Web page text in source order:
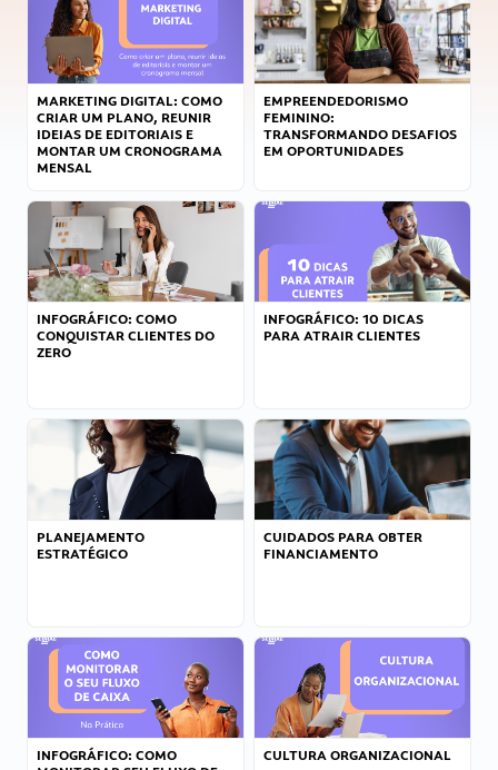
MARKETING DIGITAL: COMO
CRIAR UM PLANO, REUNIR
IDEIAS DE EDITORIAIS E
MONTAR UM CRONOGRAMA
MENSAL
EMPREENDEDORISMO
FEMININO:
TRANSFORMANDO DESAFIOS
EM OPORTUNIDADES
INFOGRÁFICO: COMO
CONQUISTAR CLIENTES DO
ZERO
INFOGRÁFICO: 10 DICAS
PARA ATRAIR CLIENTES
PLANEJAMENTO
ESTRATÉGICO
CUIDADOS PARA OBTER
FINANCIAMENTO
INFOGRÁFICO: COMO
CULTURA ORGANIZACIONAL